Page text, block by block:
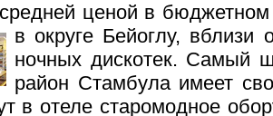
ценой в
в округе Бейоглу, вблизи
ночных дискотек. Самый
район Стамбула имеет
в отеле старомодное